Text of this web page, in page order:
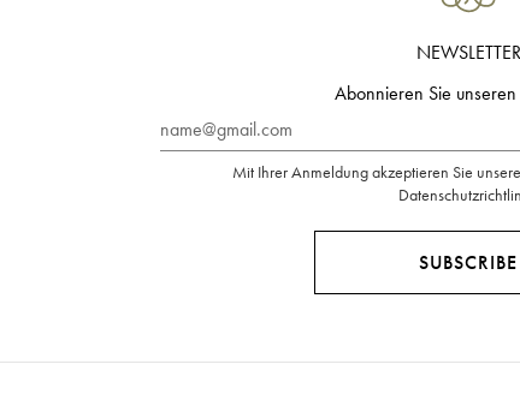
NEWSLETTER
Abonnieren Sie
Email*
Mit Ihrer Anmeldung akzeptieren Sie
SUBSCRIBE